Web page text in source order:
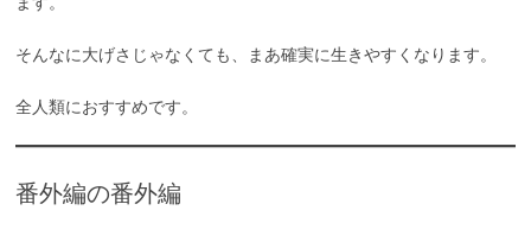
そんなに大げさじゃなくても、まあ確実に生きやすくなります。
全人類におすすめです。
番外編の番外編